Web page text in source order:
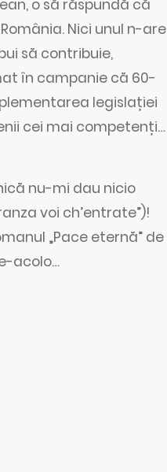
o să răspundă că
Nici unul n-are
să contribuie,
în campanie că 60-
legislației
cei mai competenți…
nu-mi dau nicio
voi ch’entrate”)!
„Pace eternă” de
acolo…